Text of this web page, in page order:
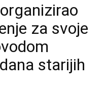
za svoje
starijih